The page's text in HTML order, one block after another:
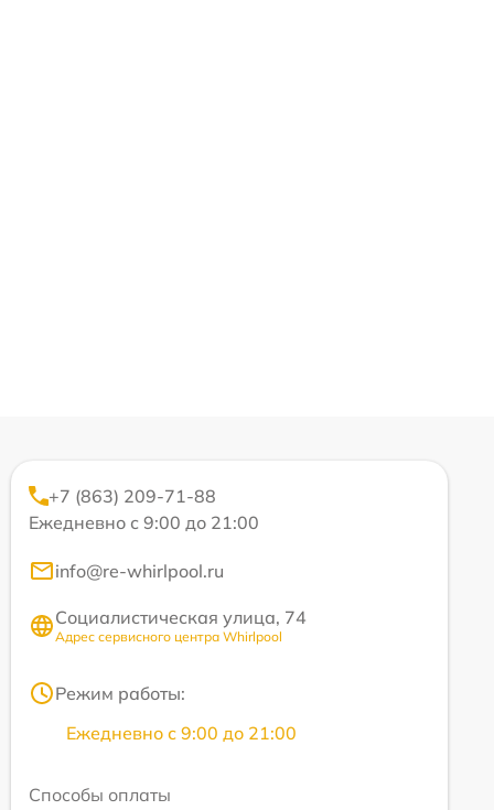
+7 (863) 209-71-88
Ежедневно с 9:00 до 21:00
info@re-whirlpool.ru
Социалистическая улица, 74
Адрес сервисного центра Whirlpool
Режим работы:
Ежедневно с 9:00 до 21:00
Способы оплаты